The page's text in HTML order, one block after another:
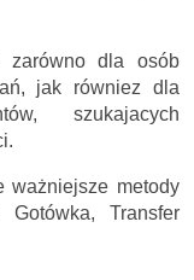
zarówno dla osób
jak równiez dla
szukajacych
ważniejsze metody
Transfer